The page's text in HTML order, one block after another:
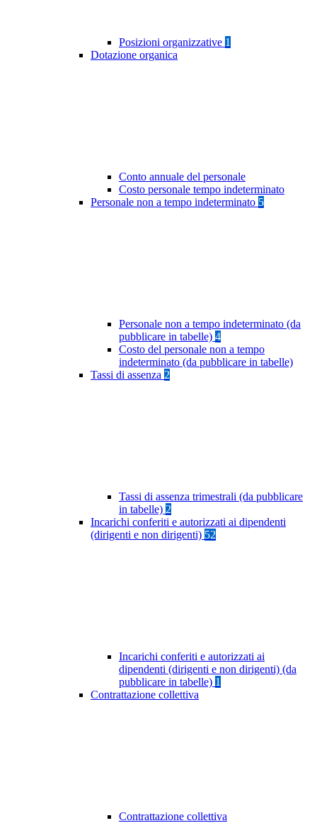
Posizioni organizzative 1
Dotazione organica
Conto annuale del personale
Costo personale tempo indeterminato
Personale non a tempo indeterminato 5
Personale non a tempo indeterminato (da
pubblicare in tabelle) 4
Costo del personale non a tempo
indeterminato (da pubblicare in tabelle)
Tassi di assenza 2
Tassi di assenza trimestrali (da pubblicare
in tabelle) 2
Incarichi conferiti e autorizzati ai dipendenti
(dirigenti e non dirigenti) 52
Incarichi conferiti e autorizzati ai
dipendenti (dirigenti e non dirigenti) (da
pubblicare in tabelle) 1
Contrattazione collettiva
Contrattazione collettiva